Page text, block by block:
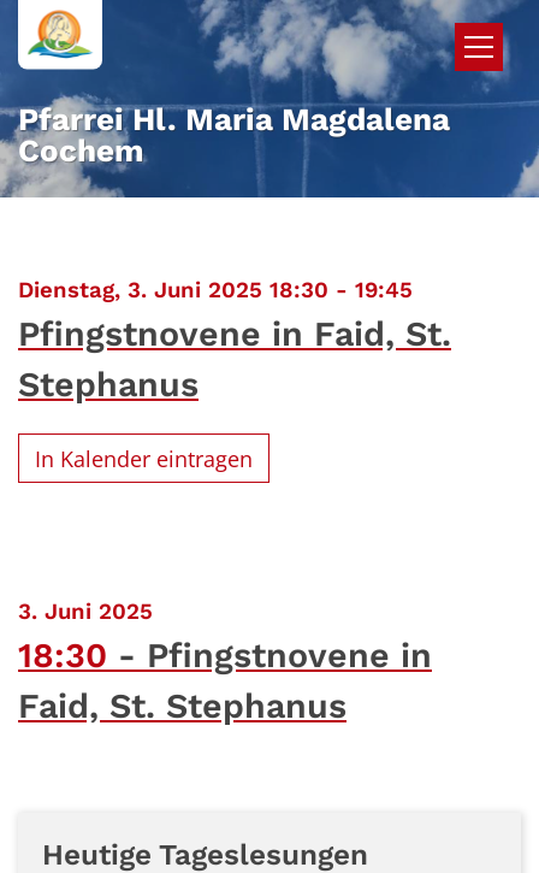
Zum Inhalt springen
Pfarrei Hl. Maria Magdalena
Cochem
Dienstag, 3. Juni 2025 18:30 - 19:45
Pfingstnovene in Faid, St.
Stephanus
In Kalender eintragen
3. Juni 2025
18:30
Pfingstnovene in
Faid, St. Stephanus
Heutige Tageslesungen